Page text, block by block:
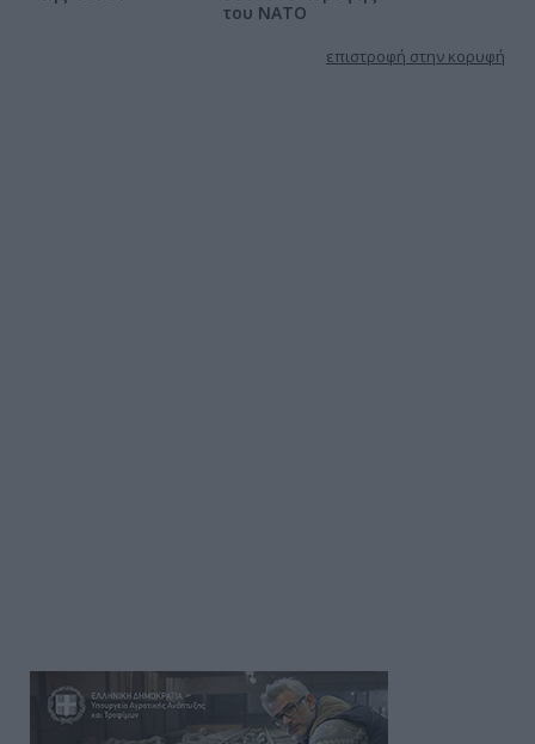
του ΝΑΤΟ
επιστροφή στην κορυφή